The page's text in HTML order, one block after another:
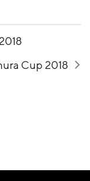
Cup 2018